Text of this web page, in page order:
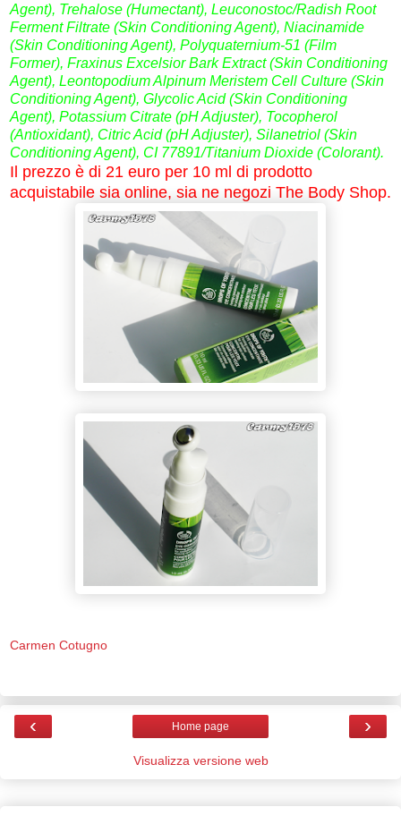
Agent), Trehalose (Humectant), Leuconostoc/Radish Root
Ferment Filtrate (Skin Conditioning Agent), Niacinamide
(Skin Conditioning Agent), Polyquaternium-51 (Film
Former), Fraxinus Excelsior Bark Extract (Skin Conditioning
Agent), Leontopodium Alpinum Meristem Cell Culture (Skin
Conditioning Agent), Glycolic Acid (Skin Conditioning
Agent), Potassium Citrate (pH Adjuster), Tocopherol
(Antioxidant), Citric Acid (pH Adjuster), Silanetriol (Skin
Conditioning Agent), CI 77891/Titanium Dioxide (Colorant).
Il prezzo è di 21 euro per 10 ml di prodotto
acquistabile sia online, sia ne negozi The Body Shop.
Carmen Cotugno
‹ ›
Home page
Visualizza versione web